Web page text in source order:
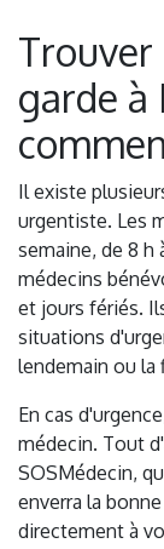
Trouver
garde à
Il existe
urgentiste. Les
semaine, de 8 h
médecins
et jours fériés.
situations
lendemain ou la
En cas
médecin. Tout
SOSMédecin,
enverra la
directement à